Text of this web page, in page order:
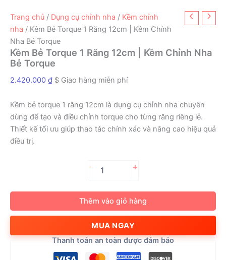
Trang chủ / Dụng cụ chỉnh nha / Kềm chỉnh
nha / Kềm Bẻ Torque 1 Răng 12cm | Kềm Chỉnh
Nha Bẻ Torque
Kềm Bẻ Torque 1 Răng 12cm | Kềm Chỉnh Nha
Bẻ Torque
2.420.000 ₫ $ Giao hàng miễn phí
Kềm bẻ torque 1 răng 12cm là dụng cụ chỉnh nha chuyên
dùng để tạo và điều chỉnh torque cho từng răng riêng lẻ.
Thiết kế tối ưu giúp thao tác chính xác và nâng cao hiệu quả
điều trị.
-
Răng
12cm
|
Kềm
Chỉnh
Nha
+
Thêm vào giỏ hàng
MUA NGAY
Thanh toán an toàn được đảm bảo